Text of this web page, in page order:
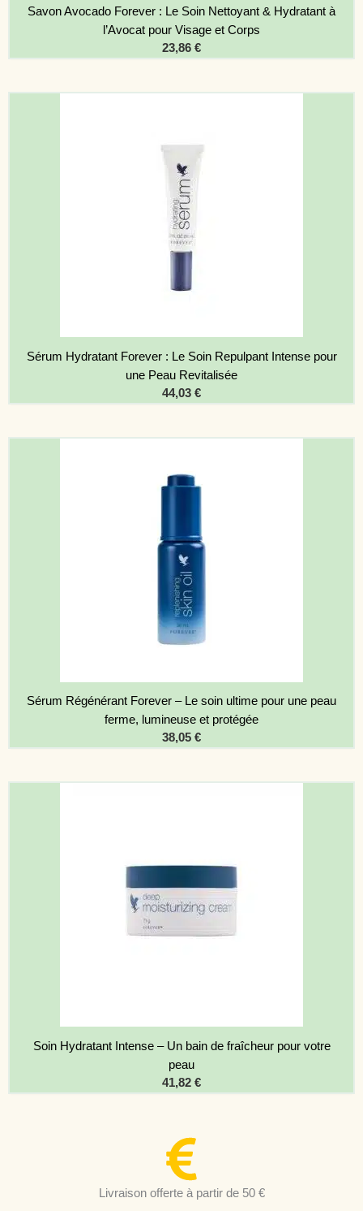
Savon Avocado Forever : Le Soin Nettoyant & Hydratant à
l’Avocat pour Visage et Corps
23,86 €
Sérum Hydratant Forever : Le Soin Repulpant Intense pour
une Peau Revitalisée
44,03 €
Sérum Régénérant Forever – Le soin ultime pour une peau
ferme, lumineuse et protégée
38,05 €
Soin Hydratant Intense – Un bain de fraîcheur pour votre
peau
41,82 €
Livraison offerte à partir de 50 €